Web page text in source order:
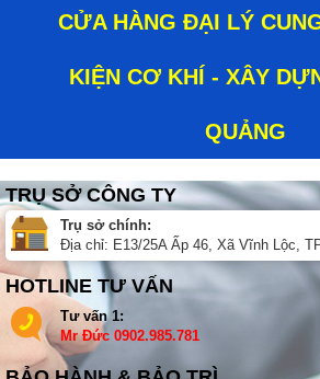
CỬA HÀNG ĐẠI LÝ
KIỆN CƠ KHÍ - XÂY
QUẢNG
TRỤ SỞ CÔNG TY
Trụ sở chính:
Địa chỉ: E13/25A Ấp 46, Xã Vĩnh Lộc,
HOTLINE TƯ VẤN
Tư vấn 1:
Mr Đức 0902.985.781